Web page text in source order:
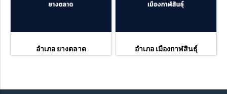
อำเภอ ยางตลาด อำเภอ เมืองกาฬสินธุ์